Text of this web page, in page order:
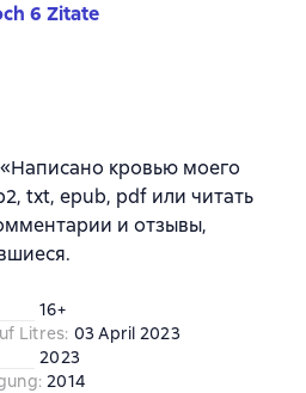
6 Zitate
кровью моего
txt, epub, pdf или читать
и отзывы,
16+
Litres: 03 April 2023
2023
: 2014